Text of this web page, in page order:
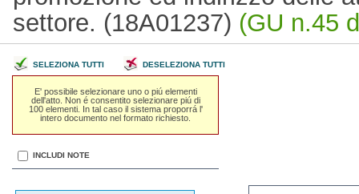
settore. (18A01237) (GU n.45
SELEZIONA TUTTI DESELEZIONA TUTTI
E' possibile selezionare uno o piú elementi
dell'atto. Non é consentito selezionare piú di
100 elementi. In tal caso il sistema proporrá l'
intero documento nel formato richiesto.
INCLUDI NOTE